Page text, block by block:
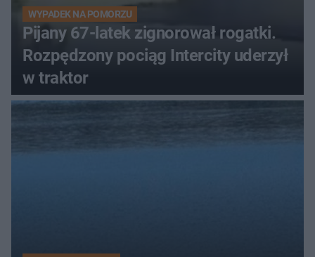
WYPADEK NA POMORZU
Pijany 67-latek zignorował rogatki.
Rozpędzony pociąg Intercity uderzył
w traktor